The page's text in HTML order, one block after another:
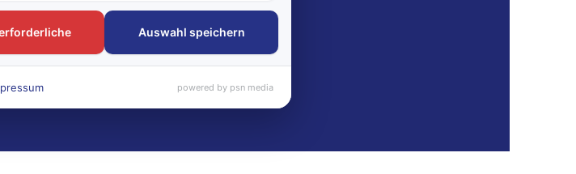
Auswahl speichern
powered by psn media